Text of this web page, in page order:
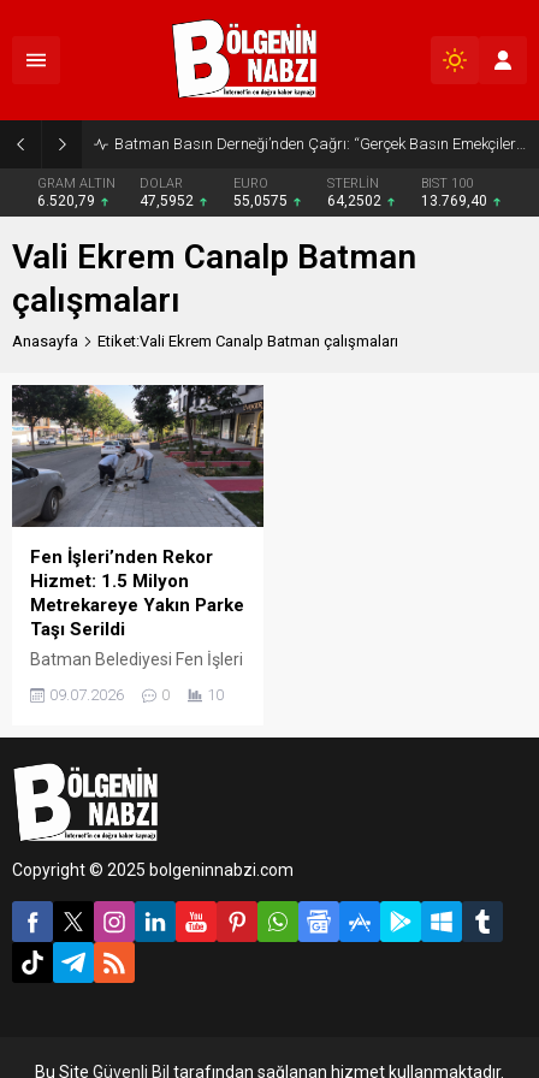
Batman Basın Derneği’nden Çağrı: “Gerçek Basın Emekçileri Desteklenmeli”
GRAM ALTIN
6.520,79
DOLAR
47,5952
EURO
55,0575
STERLİN
64,2502
BIST 100
13.769,40
Vali Ekrem Canalp Batman
çalışmaları
Anasayfa Etiket:Vali Ekrem Canalp Batman çalışmaları
Fen İşleri’nden Rekor
Hizmet: 1.5 Milyon
Metrekareye Yakın Parke
Taşı Serildi
Batman Belediyesi Fen İşleri
yürüttüğü kapsamlı üstyapı
etmeye ve hizmet rekorları
kırmaya devam ediyor.
09.07.2026 0 10
Copyright © 2025 bolgeninnabzi.com
Bu Site Güvenli Bil tarafından sağlanan hizmet kullanmaktadır.